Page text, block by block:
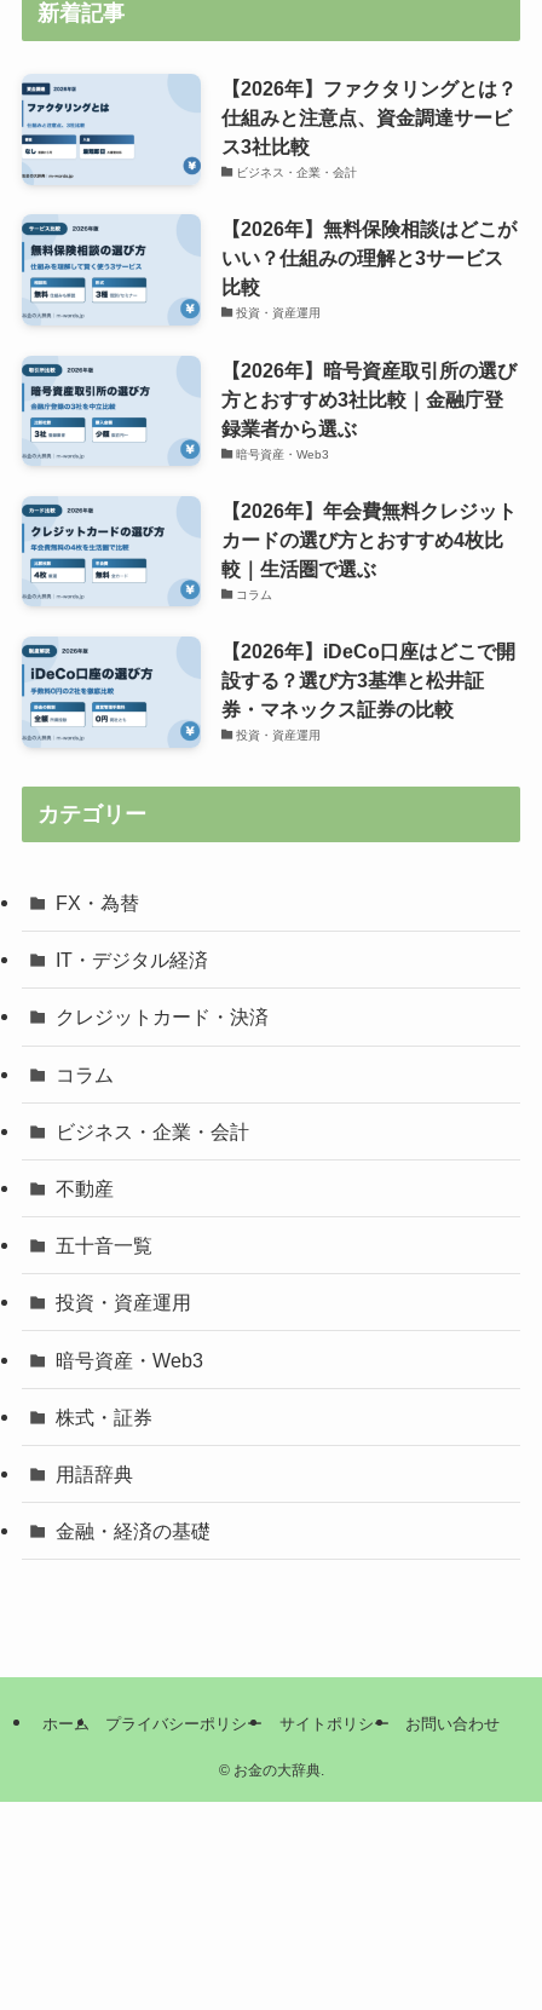
新着記事
【2026年】ファクタリングとは？
仕組みと注意点、資金調達サービ
ス3社比較
ビジネス・企業・会計
【2026年】無料保険相談はどこが
いい？仕組みの理解と3サービス
比較
投資・資産運用
【2026年】暗号資産取引所の選び
方とおすすめ3社比較｜金融庁登
録業者から選ぶ
暗号資産・Web3
【2026年】年会費無料クレジット
カードの選び方とおすすめ4枚比
較｜生活圏で選ぶ
コラム
【2026年】iDeCo口座はどこで開
設する？選び方3基準と松井証
券・マネックス証券の比較
投資・資産運用
カテゴリー
FX・為替
IT・デジタル経済
クレジットカード・決済
コラム
ビジネス・企業・会計
不動産
五十音一覧
投資・資産運用
暗号資産・Web3
株式・証券
用語辞典
金融・経済の基礎
ホーム プライバシーポリシー サイトポリシー お問い合わせ
©お金の大辞典.